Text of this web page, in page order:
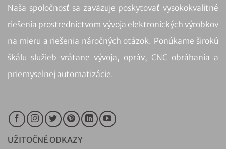
Naša spoločnosť sa zaväzuje poskytovať vysokokvalitné
riešenia prostredníctvom vývoja elektronických výrobkov
na mieru a riešenia náročných otázok. Ponúkame širokú
škálu služieb vrátane vývoja, opráv, CNC obrábania a
priemyselnej automatizácie.
UŽITOČNÉ ODKAZY